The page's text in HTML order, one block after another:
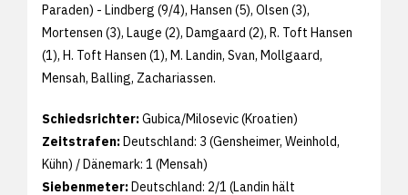
Paraden) - Lindberg (9/4), Hansen (5), Olsen (3),
Mortensen (3), Lauge (2), Damgaard (2), R. Toft Hansen
(1), H. Toft Hansen (1), M. Landin, Svan, Mollgaard,
Mensah, Balling, Zachariassen.
Schiedsrichter:Gubica/Milosevic (Kroatien)
Zeitstrafen:Deutschland: 3 (Gensheimer, Weinhold,
Kühn) / Dänemark: 1 (Mensah)
Siebenmeter:Deutschland: 2/1 (Landin hält